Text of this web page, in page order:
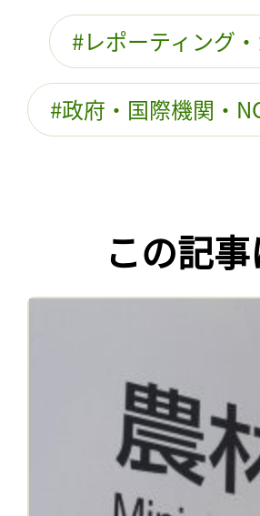
レポーティング
政府・国際機関・
この記